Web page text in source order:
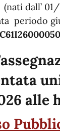
dall’
periodo
alle